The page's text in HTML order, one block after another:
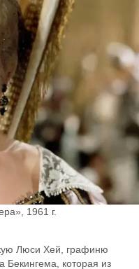
1961 г.
Люси Хей, графиню
Бекингема, которая из